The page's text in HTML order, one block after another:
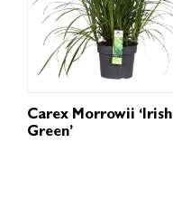
Carex Morrowii ‘Irish
Green’